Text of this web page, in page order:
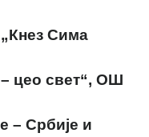
Сима
цео свет“, ОШ
– Србије и